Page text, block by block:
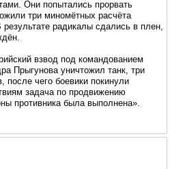
Они попытались прорвать
три миномётных расчёта
радикалы сдались в плен,
взвод под командованием
Прыгунова уничтожил танк, три
чего боевики покинули
задача по продвижению
противника была выполнена».